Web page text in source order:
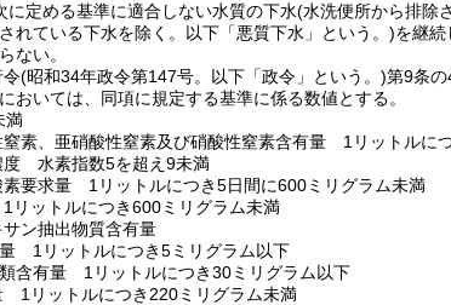
に定める基準に適合しない水質の下水(水洗便所から排除
れている下水を除く。以下「悪質下水」という。)を継
ない。
令(昭和34年政令第147号。以下「政令」という。)第9条
おいては、同項に規定する基準に係る数値とする。
満
窒素、亜硝酸性窒素及び硝酸性窒素含有量 1リットルに
度 水素指数5を超え9未満
素要求量 1リットルにつき5日間に600ミリグラム未満
ットルにつき600ミリグラム未満
サン抽出物質含有量
1リットルにつき5ミリグラム以下
含有量 1リットルにつき30ミリグラム以下
1リットルにつき220ミリグラム未満